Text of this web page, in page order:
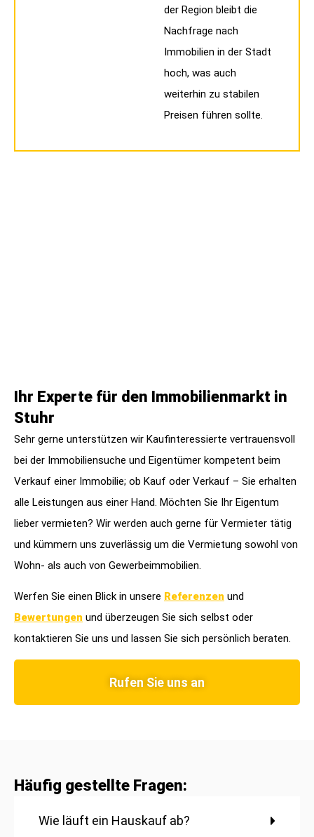
der Region bleibt die
Nachfrage nach
Immobilien in der Stadt
hoch, was auch
weiterhin zu stabilen
Preisen führen sollte.
Ihr Experte für den Immobilienmarkt in
Stuhr
Sehr gerne unterstützen wir Kaufinteressierte vertrauensvoll
bei der Immobiliensuche und Eigentümer kompetent beim
Verkauf einer Immobilie; ob Kauf oder Verkauf – Sie erhalten
alle Leistungen aus einer Hand. Möchten Sie Ihr Eigentum
lieber vermieten? Wir werden auch gerne für Vermieter tätig
und kümmern uns zuverlässig um die Vermietung sowohl von
Wohn- als auch von Gewerbeimmobilien.
Werfen Sie einen Blick in unsere Referenzen und
Bewertungen und überzeugen Sie sich selbst oder
kontaktieren Sie uns und lassen Sie sich persönlich beraten.
Rufen Sie uns an
Häufig gestellte Fragen:
Wie läuft ein Hauskauf ab?